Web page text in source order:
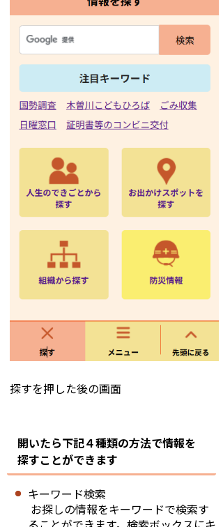
探すを押した後の画面
開いたら下記４種類の方法で情報を
探すことができます
キーワード検索
お探しの情報をキーワードで検索す